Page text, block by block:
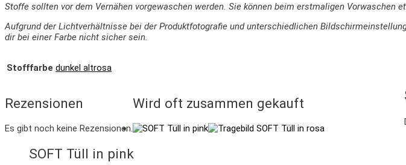
Stoffe sollten vor dem Vernähen vorgewaschen werden. Sie können beim erstmaligen Vorwaschen
Aufgrund der Lichtverhältnisse bei der Produktfotografie und unterschiedlichen
dir bei einer Farbe nicht sicher sein.
Stofffarbe dunkel altrosa
Rezensionen
Es gibt noch keine Rezensionen.
Wird oft zusammen gekauft
SOFT Tüll in pink